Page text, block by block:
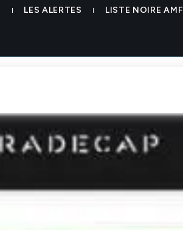
LES ALERTES LISTE NOIRE AMF